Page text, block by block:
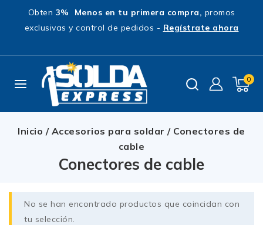
Obten 3% Menos en tu primera compra, promos
exclusivas y control de pedidos - Regístrate ahora
0
Inicio / Accesorios para soldar / Conectores de
cable
Conectores de cable
No se han encontrado productos que coincidan con
tu selección.